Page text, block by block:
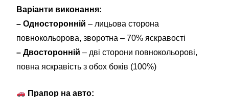
Варіанти виконання:
– Односторонній – лицьова сторона
повнокольорова, зворотна – 70% яскравості
– Двосторонній – дві сторони повнокольорові,
повна яскравість з обох боків (100%)
Прапор на авто: